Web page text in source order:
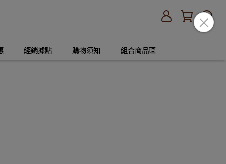
經銷據點 購物須知 組合商品區